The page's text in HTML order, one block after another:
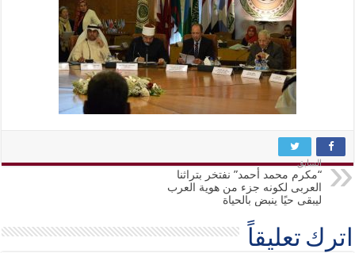
السابق
“مكرم محمد أحمد” نفتخر بتراثنا
العربى لكونه جزء من هوية العرب
ليبقى حيًا ينبض بالحياة
اترك تعليقاً